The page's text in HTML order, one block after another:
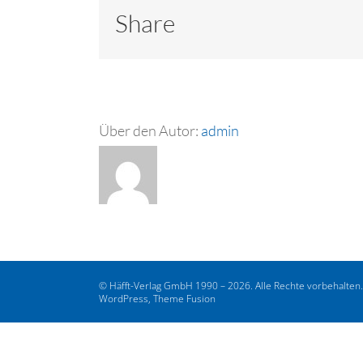
Share
Über den Autor: admin
© Häfft-Verlag GmbH 1990 – 2026. Alle Rechte vorbehalten.
WordPress, Theme Fusion